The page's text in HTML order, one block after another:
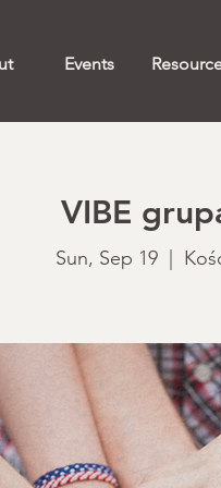
Events
VIBE
Sun, Sep 19
  |